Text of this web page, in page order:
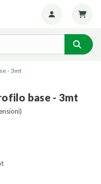
- 3mt
base - 3mt